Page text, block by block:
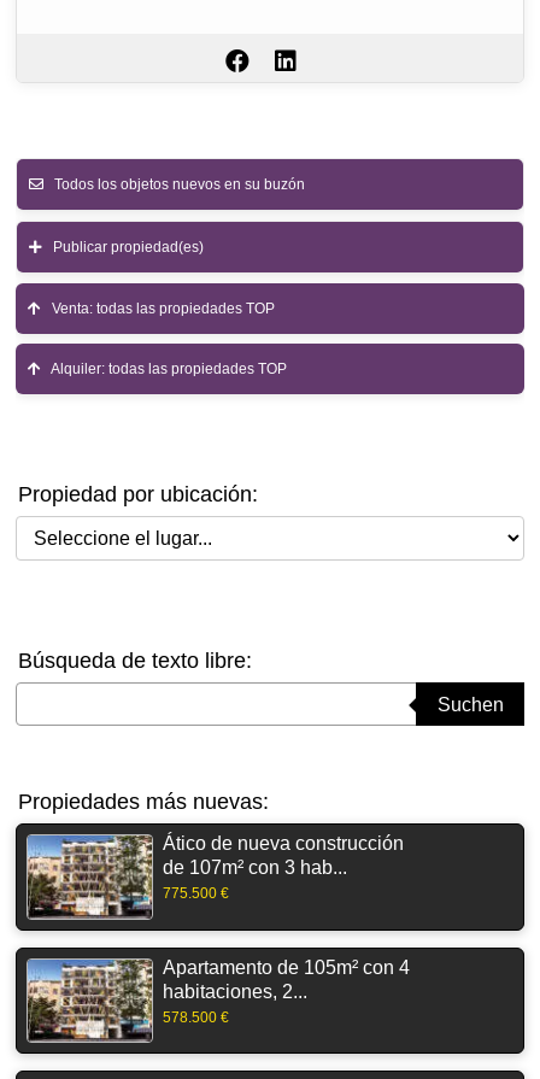
Todos los objetos nuevos en su buzón
Publicar propiedad(es)
Venta: todas las propiedades TOP
Alquiler: todas las propiedades TOP
Propiedad por ubicación:
Seleccione el lugar
Búsqueda de texto libre:
Suchen
Propiedades más nuevas:
Ático de nueva construcción
de 107m² con 3 hab...
775.500 €
Apartamento de 105m² con 4
habitaciones, 2...
578.500 €